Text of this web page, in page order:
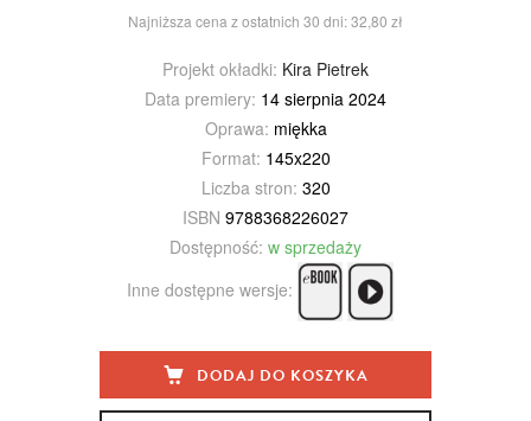
Najniższa cena z ostatnich 30 dni: 32,80 zł
Projekt okładki: Kira Pietrek
Data premiery: 14 sierpnia 2024
Oprawa: miękka
Format: 145x220
Liczba stron: 320
ISBN 9788368226027
Dostępność: w sprzedaży
Inne dostępne wersje:
DODAJ DO KOSZYKA